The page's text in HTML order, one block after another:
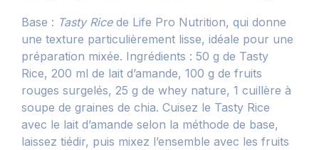
Base : Tasty Ricede Life Pro Nutrition, qui donne
une texture particulièrement lisse, idéale pour une
préparation mixée. Ingrédients : 50 g de Tasty
Rice, 200 ml de lait d’amande, 100 g de fruits
rouges surgelés, 25 g de whey nature, 1 cuillère à
soupe de graines de chia. Cuisez le Tasty Rice
avec le lait d’amande selon la méthode de base,
laissez tiédir, puis mixez l’ensemble avec les fruits